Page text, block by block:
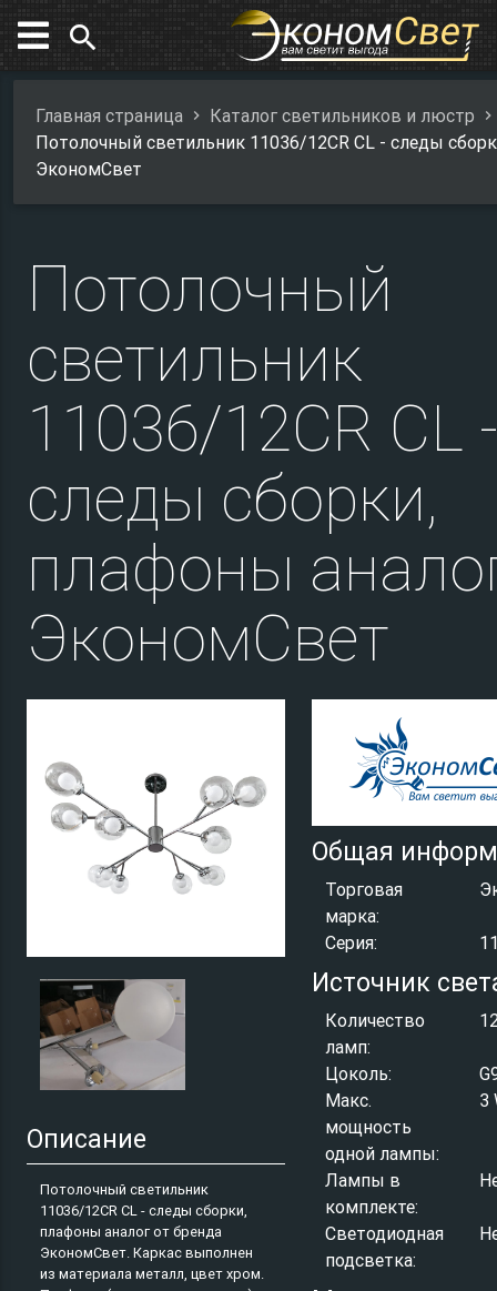
search
Главная страница
Каталог светильников и люстр
Потолочный светильник 11036/12CR CL - следы
ЭкономСвет
Потолочный
светильник
11036/12CR CL -
следы сборки,
плафоны
ЭкономСвет
Описание
Потолочный светильник
11036/12CR CL - следы сборки,
плафоны аналог от бренда
ЭкономСвет. Каркас выполнен
из материала металл, цвет хром.
Общая
Торговая
марка:
Серия:
Источник
Количество
ламп:
Цоколь:
Макс.
мощность
одной лампы:
3
Лампы в
комплекте:
Светодиодная
подсветка: